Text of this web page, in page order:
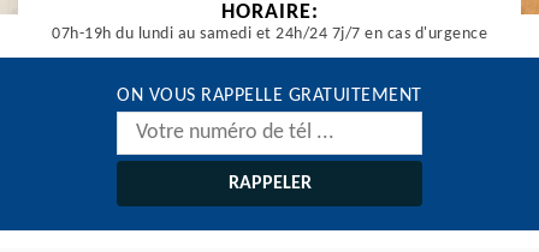
HORAIRE:
07h-19h du lundi au samedi et 24h/24 7j/7 en cas d'urgence
ON VOUS RAPPELLE GRATUITEMENT